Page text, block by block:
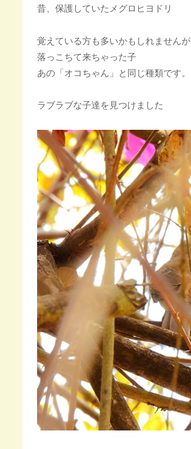
昔、保護していたメグロヒヨドリ
覚えている方も多いかもしれませんが
落っこちて来ちゃった子
あの「オコちゃん」と同じ種類です。
ラブラブな子達を見つけました